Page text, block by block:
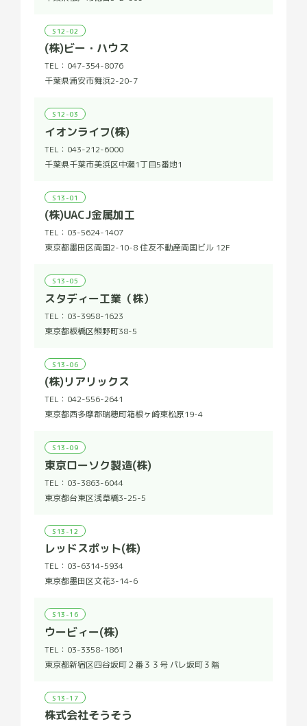
S12-02
(株)ビー・ハウス
TEL： 047-354-8076
千葉県浦安市舞浜2-20-7
S12-03
イオンライフ(株)
TEL： 043-212-6000
千葉県千葉市美浜区中瀬1丁目5番地1
S13-01
(株)UACJ金属加工
TEL： 03-5624-1407
東京都墨田区両国2-10-8 住友不動産両国ビル 12F
S13-05
スタディー工業（株）
TEL： 03-3958-1623
東京都板橋区熊野町38-5
S13-06
(株)リアリックス
TEL： 042-556-2641
東京都西多摩郡瑞穂町箱根ヶ崎東松原19-4
S13-09
東京ローソク製造(株)
TEL： 03-3863-6044
東京都台東区浅草橋3-25-5
S13-12
レッドスポット(株)
TEL： 03-6314-5934
東京都墨田区文花3-14-6
S13-16
ウービィー(株)
TEL： 03-3358-1861
東京都新宿区四谷坂町２番３３号 パレ坂町３階
S13-17
株式会社そうそう